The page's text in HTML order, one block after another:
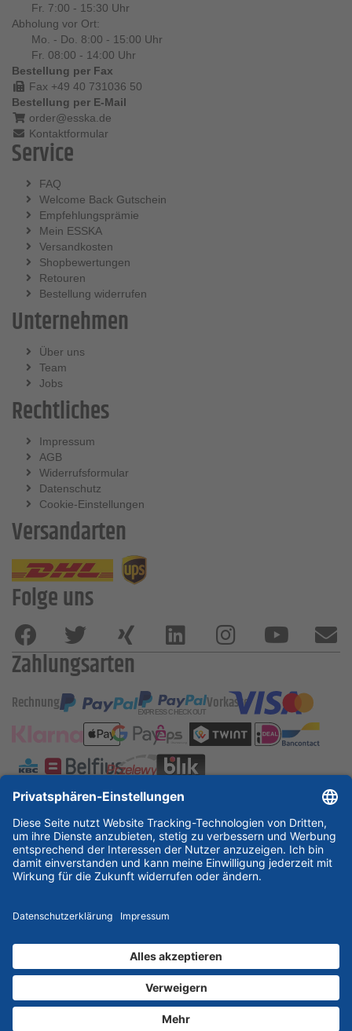
Fr. 7:00 - 15:30 Uhr
Abholung vor Ort:
Mo. - Do. 8:00 - 15:00 Uhr
Fr. 08:00 - 14:00 Uhr
Bestellung per Fax
Fax +49 40 731036 50
Bestellung per E-Mail
order@esska.de
Kontaktformular
Service
FAQ
Welcome Back Gutschein
Empfehlungsprämie
Mein ESSKA
Versandkosten
Shopbewertungen
Retouren
Bestellung widerrufen
Unternehmen
Über uns
Team
Jobs
Rechtliches
Impressum
AGB
Widerrufsformular
Datenschutz
Cookie-Einstellungen
Versandarten
Folge uns
Zahlungsarten
Rechnung Vorkasse
ESSKA International
new
new new